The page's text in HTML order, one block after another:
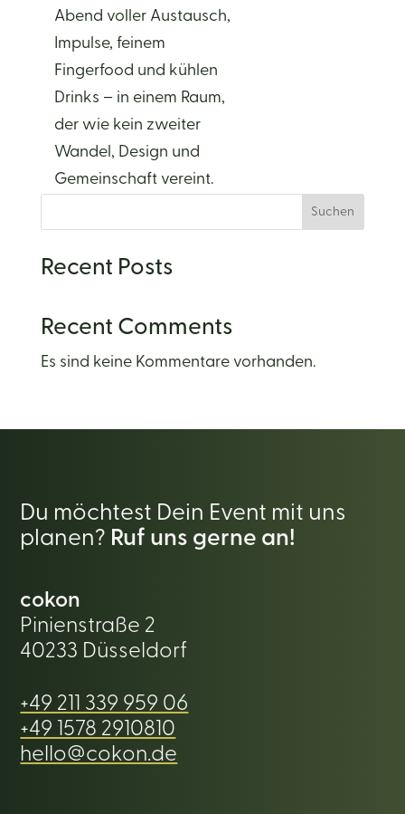
Abend voller Austausch,
Impulse, feinem
Fingerfood und kühlen
Drinks – in einem Raum,
der wie kein zweiter
Wandel, Design und
Gemeinschaft vereint.
Suchen
Recent Posts
Recent Comments
Es sind keine Kommentare vorhanden.
Du möchtest Dein Event mit uns
planen? Ruf uns gerne an!
cokon
Pinienstraße 2
40233 Düsseldorf
+49 211 339 959 06
+49 1578 2910810
hello@cokon.de